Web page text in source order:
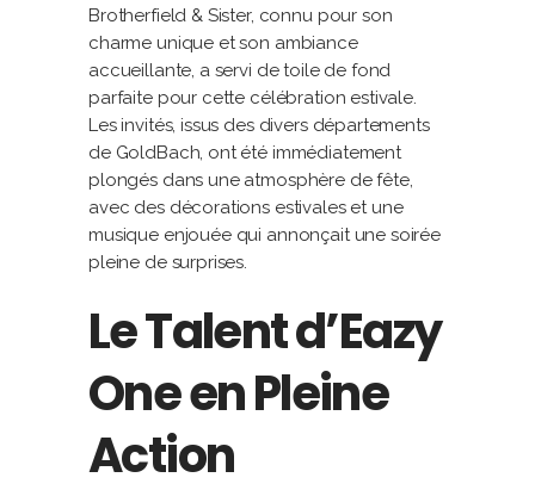
Brotherfield & Sister, connu pour son
charme unique et son ambiance
accueillante, a servi de toile de fond
parfaite pour cette célébration estivale.
Les invités, issus des divers départements
de GoldBach, ont été immédiatement
plongés dans une atmosphère de fête,
avec des décorations estivales et une
musique enjouée qui annonçait une soirée
pleine de surprises.
Le Talent d’Eazy
One en Pleine
Action